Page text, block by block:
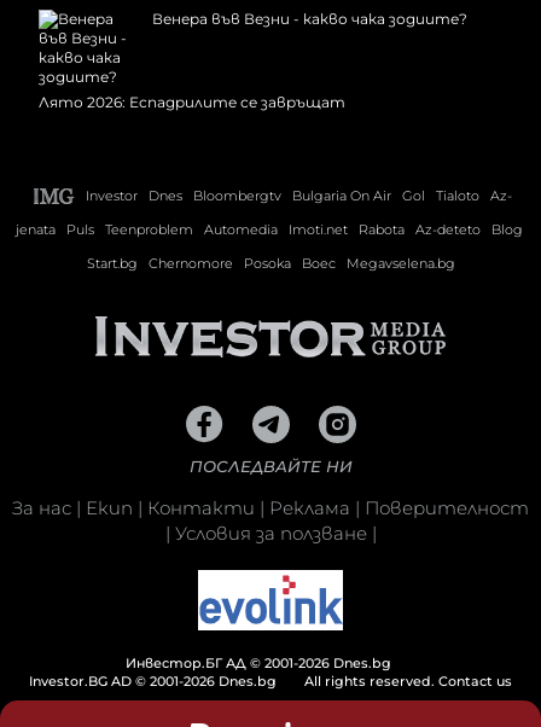
Венера във Везни - какво чака зодиите?
Лято 2026: Еспадрилите се завръщат
Investor Dnes Bloombergtv Bulgaria On Air Gol Tialoto
Az-
jenata
Puls Teenproblem Automedia Imoti.net Rabota Az-deteto
Blog
Start.bg
Chernomore Posoka Boec Megavselena.bg
ПОСЛЕДВАЙТЕ НИ
За нас | Екип | Контакти | Реклама | Поверителност
| Условия за ползване|
Инвестор.БГ АД © 2001-2026 Dnes.bg
Investor.BG AD © 2001-2026 Dnes.bg
All rights reserved. Contact us